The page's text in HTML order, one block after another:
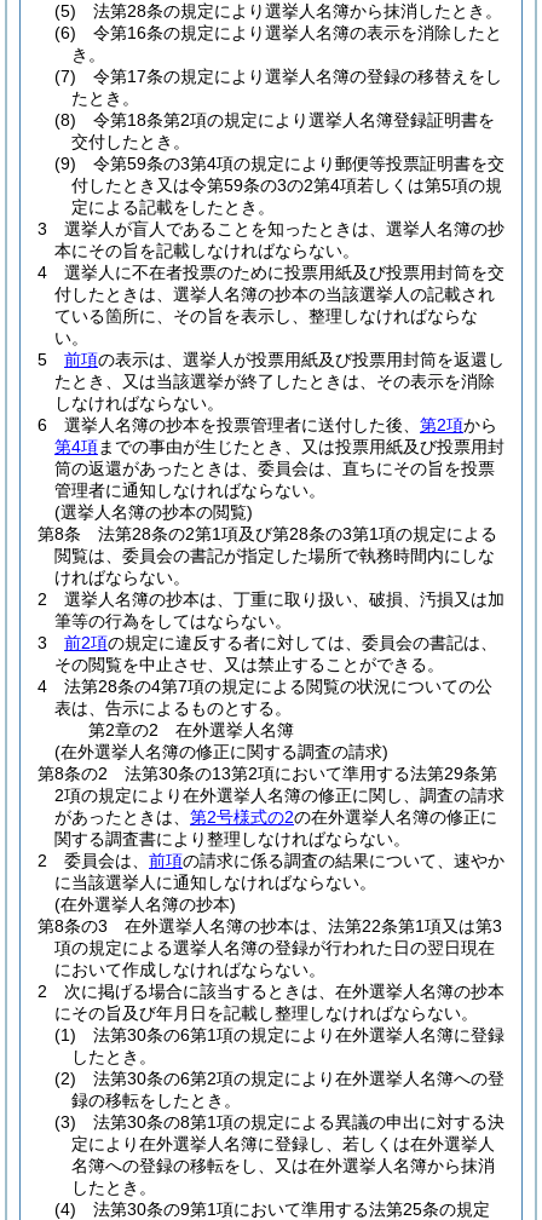
(5)
法第28条の規定により選挙人名簿から抹消したとき。
(6)
令第16条の規定により選挙人名簿の表示を消除したと
き。
(7)
令第17条の規定により選挙人名簿の登録の移替えをし
たとき。
(8)
令第18条第2項の規定により選挙人名簿登録証明書を
交付したとき。
(9)
令第59条の3第4項の規定により郵便等投票証明書を交
付したとき又は令第59条の3の2第4項若しくは第5項の規
定による記載をしたとき。
3
選挙人が盲人であることを知ったときは、選挙人名簿の抄
本にその旨を記載しなければならない。
4
選挙人に不在者投票のために投票用紙及び投票用封筒を交
付したときは、選挙人名簿の抄本の当該選挙人の記載され
ている箇所に、その旨を表示し、整理しなければならな
い。
5
前項の表示は、選挙人が投票用紙及び投票用封筒を返還し
たとき、又は当該選挙が終了したときは、その表示を消除
しなければならない。
6
選挙人名簿の抄本を投票管理者に送付した後、 第2項から
第4項までの事由が生じたとき、又は投票用紙及び投票用封
筒の返還があったときは、委員会は、直ちにその旨を投票
管理者に通知しなければならない。
(選挙人名簿の抄本の閲覧)
第8条
法第28条の2第1項及び第28条の3第1項の規定による
閲覧は、委員会の書記が指定した場所で執務時間内にしな
ければならない。
2
選挙人名簿の抄本は、丁重に取り扱い、破損、汚損又は加
筆等の行為をしてはならない。
3
前2項の規定に違反する者に対しては、委員会の書記は、
その閲覧を中止させ、又は禁止することができる。
4
法第28条の4第7項の規定による閲覧の状況についての公
表は、告示によるものとする。
第2章の2
在外選挙人名簿
(在外選挙人名簿の修正に関する調査の請求)
第8条の2
法第30条の13第2項において準用する法第29条第
2項の規定により在外選挙人名簿の修正に関し、調査の請求
があったときは、 第2号様式の2の在外選挙人名簿の修正に
関する調査書により整理しなければならない。
2
委員会は、 前項の請求に係る調査の結果について、速やか
に当該選挙人に通知しなければならない。
(在外選挙人名簿の抄本)
第8条の3
在外選挙人名簿の抄本は、法第22条第1項又は第3
項の規定による選挙人名簿の登録が行われた日の翌日現在
において作成しなければならない。
2
次に掲げる場合に該当するときは、在外選挙人名簿の抄本
にその旨及び年月日を記載し整理しなければならない。
(1)
法第30条の6第1項の規定により在外選挙人名簿に登録
したとき。
(2)
法第30条の6第2項の規定により在外選挙人名簿への登
録の移転をしたとき。
(3)
法第30条の8第1項の規定による異議の申出に対する決
定により在外選挙人名簿に登録し、若しくは在外選挙人
名簿への登録の移転をし、又は在外選挙人名簿から抹消
したとき。
(4)
法第30条の9第1項において準用する法第25条の規定